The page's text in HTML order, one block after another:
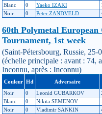
Blanc
0 Yaeko IZAKI
Noir
0 Peter ZANDVELD
60th Polymetal European
Tournament, 1st week
(Saint-Pétersbourg, Russie,
(échelle principale : avant : 74,
Inconnu, après : Inconnu)
Couleur Hd Adversaire
Noir
0 Leonid GUBARKOV
Blanc
0 Nikita SEMENOV
Noir
0 Vladimir SANKIN